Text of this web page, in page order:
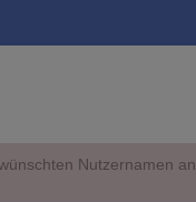
Nutzernamen an